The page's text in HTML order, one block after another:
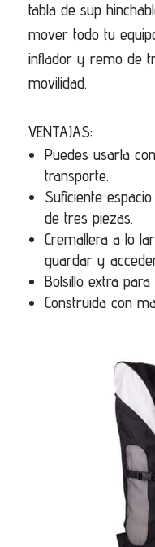
tabla de sup
mover todo tu
inflador y remo de
movilidad.
VENTAJAS:
Puedes usarla
transporte.
Suficiente
de tres piezas.
Cremallera a lo
guardar y
Bolsillo extra
Construida con